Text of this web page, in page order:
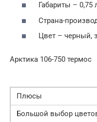
Габариты – 0,75
Страна-
Цвет – черный,
Арктика 106-750 термос
Плюсы
Большой выбор